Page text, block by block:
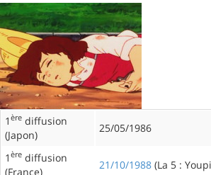
1 ère diffusion
(Japon)
25/05/1986
1 ère diffusion
(France)
21/10/1988 (La 5 :